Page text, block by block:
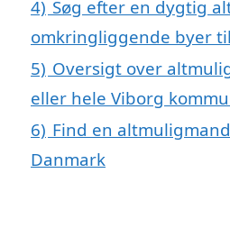
4) Søg efter en dygtig
omkringliggende byer
5) Oversigt over
eller hele Viborg
6) Find en
Danmark